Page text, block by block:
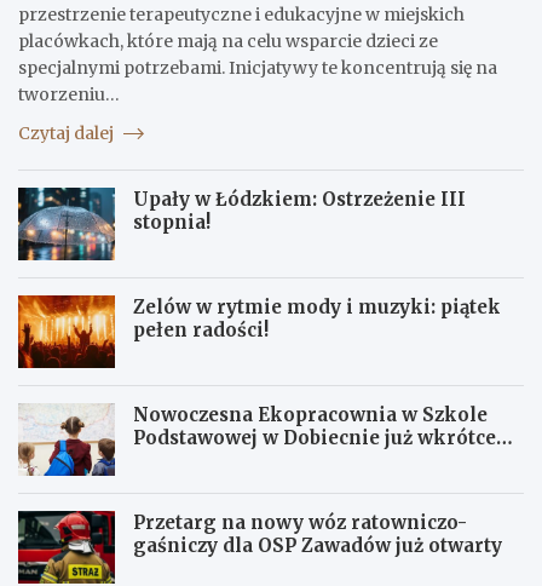
przestrzenie terapeutyczne i edukacyjne w miejskich
placówkach, które mają na celu wsparcie dzieci ze
specjalnymi potrzebami. Inicjatywy te koncentrują się na
tworzeniu…
Czytaj dalej
Upały w Łódzkiem: Ostrzeżenie III
stopnia!
Zelów w rytmie mody i muzyki: piątek
pełen radości!
Nowoczesna Ekopracownia w Szkole
Podstawowej w Dobiecnie już wkrótce
Przetarg na nowy wóz ratowniczo-
gaśniczy dla OSP Zawadów już otwarty
U
Z